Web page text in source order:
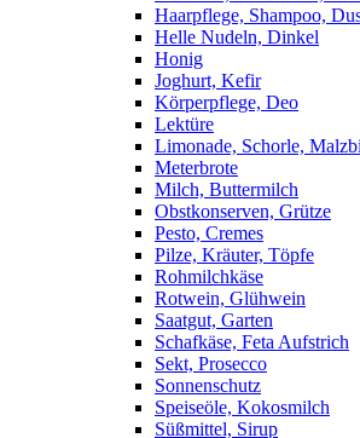
Haarpflege, Shampoo,
Helle Nudeln, Dinkel
Honig
Joghurt, Kefir
Körperpflege, Deo
Lektüre
Limonade, Schorle,
Meterbrote
Milch, Buttermilch
Obstkonserven, Grütze
Pesto, Cremes
Pilze, Kräuter, Töpfe
Rohmilchkäse
Rotwein, Glühwein
Saatgut, Garten
Schafkäse, Feta Aufstrich
Sekt, Prosecco
Sonnenschutz
Speiseöle, Kokosmilch
Süßmittel, Sirup